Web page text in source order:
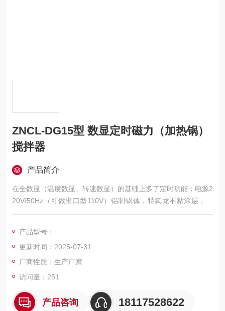
ZNCL-DG15型 数显定时磁力（加热锅）
搅拌器
产品简介
在全数显（温度数显、转速数显）的基础上多了定时功能；电源2
20V/50Hz（可做出口型110V）铝制锅体，特氟龙不粘涂层，防
腐蚀易清洗；自带立杆，方便容器固定；加热锅尺寸分四种：13
围：室温—250℃；控温精度：±1℃；内、外传感器可交替测控
溶液温度；转速范围：50-2500转/分；定时范围：0-999min；P
WM闭环恒速软启动，高速不跳子；
产品型号：
更新时间：2025-07-31
厂商性质：生产厂家
访问量：251
产品咨询 18117528622